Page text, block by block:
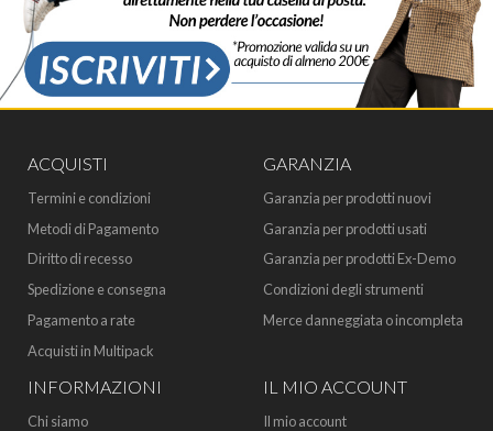
ACQUISTI
Termini e condizioni
Metodi di Pagamento
Diritto di recesso
Spedizione e consegna
Pagamento a rate
Acquisti in Multipack
GARANZIA
Garanzia per prodotti nuovi
Garanzia per prodotti usati
Garanzia per prodotti Ex-Demo
Condizioni degli strumenti
Merce danneggiata o incompleta
INFORMAZIONI
Chi siamo
IL MIO ACCOUNT
Il mio account